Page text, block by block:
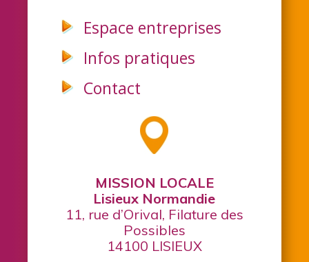
Espace entreprises
Infos pratiques
Contact
MISSION LOCALE
Lisieux Normandie
11, rue d’Orival, Filature des
Possibles
14100 LISIEUX